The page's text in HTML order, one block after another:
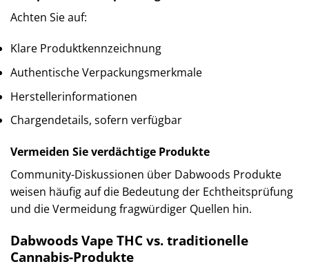
Achten Sie auf:
Klare Produktkennzeichnung
Authentische Verpackungsmerkmale
Herstellerinformationen
Chargendetails, sofern verfügbar
Vermeiden Sie verdächtige Produkte
Community-Diskussionen über Dabwoods Produkte
weisen häufig auf die Bedeutung der Echtheitsprüfung
und die Vermeidung fragwürdiger Quellen hin.
Dabwoods Vape THC vs. traditionelle
Cannabis-Produkte